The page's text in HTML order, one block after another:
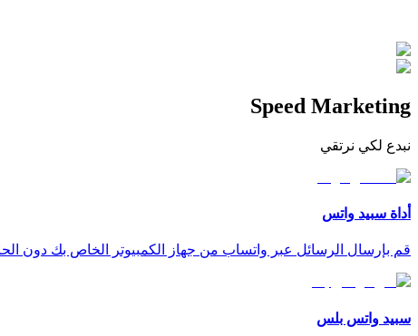
Speed Marketing
نبدع لكي نرتقي
أداة سبيد واتس
قم بإرسال الرسائل عبر واتساب من جهاز الكمبيوتر الخاص بك دون
سبيد واتس بلس